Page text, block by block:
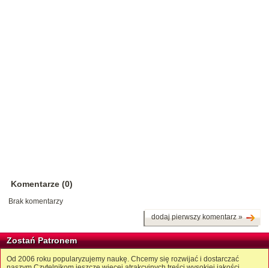
Komentarze (0)
Brak komentarzy
dodaj pierwszy komentarz »
Zostań Patronem
Od 2006 roku popularyzujemy naukę. Chcemy się rozwijać i dostarczać